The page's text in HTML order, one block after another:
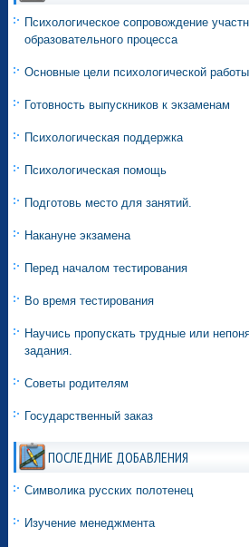
Психологическое сопровождение
образовательного процесса
Основные цели психологической работы
Готовность выпускников к экзаменам
Психологическая поддержка
Психологическая помощь
Подготовь место для занятий.
Накануне экзамена
Перед началом тестирования
Во время тестирования
Научись пропускать трудные или
задания.
Советы родителям
Государственный заказ
ПОСЛЕДНИЕ ДОБАВЛЕНИЯ
Символика русских полотенец
Изучение менеджмента